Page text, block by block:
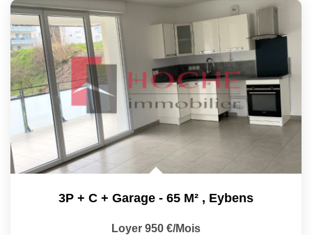
3P + C + Garage - 65 M² , Eybens
Loyer 950 €/mois